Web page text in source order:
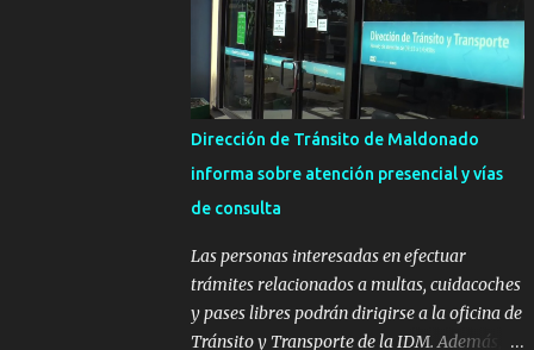
Integra, de la Dirección de Descentralización
e Inversión Pública de OPP, así como aportes
del Gobierno de Canelones y del Ministerio
de Transporte y Obras Públicas. La nueva
infraestructura deportiva consiste en una
hormigón sobre sus laterales. Su destino
será polifuncional, permitiendo la práctica
de eventos culturales. Próximo a la pista, se
instalaron juegos infantiles y equipamiento
urbano (bancos de hormigón y sets de
Dirección de Tránsito de Maldonado
informa sobre atención presencial y vías
de consulta
Las personas interesadas en efectuar
trámites relacionados a multas, cuidacoches
y pases libres podrán dirigirse a la oficina de
Tránsito y Transporte de la IDM. Además, la